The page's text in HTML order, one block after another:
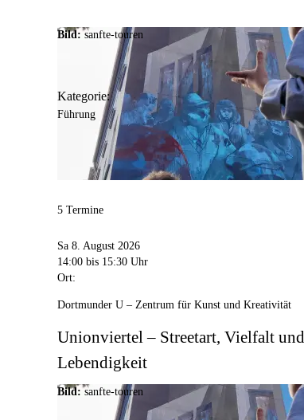
Bild: sanfte-touren
Kategorie:
Führung
5 Termine
Sa 8. August 2026
14:00 bis 15:30 Uhr
Ort:
Dortmunder U – Zentrum für Kunst und Kreativität
Unionviertel – Streetart, Vielfalt und
Lebendigkeit
Bild: sanfte-touren